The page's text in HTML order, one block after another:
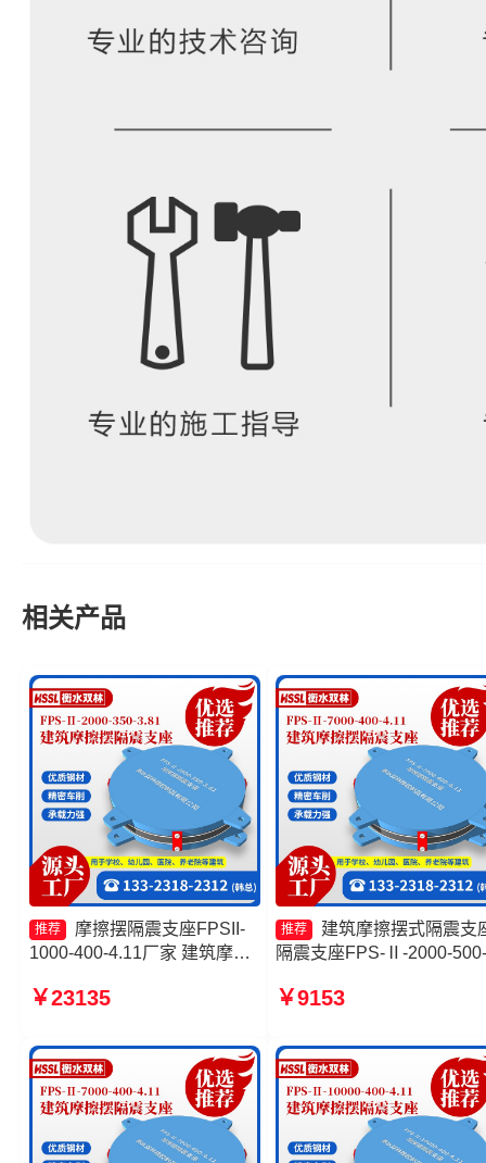
相关产品
推荐
摩擦摆隔震支座FPSII-
1000-400-4.11厂家 建筑摩擦
隔震支座FPSII-7000-400-
座源头工厂
￥23135
推荐
建筑摩擦摆式隔震支
隔震支座FPS-Ⅱ-2000-500-
FPSII-6000-300-3.48 摩擦
3.81
￥9153